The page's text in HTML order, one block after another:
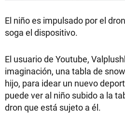
El niño es impulsado por el
soga el dispositivo.
El usuario de Youtube,
imaginación, una tabla de
hijo, para idear un nuevo
puede ver al niño subido a la
dron que está sujeto a él.